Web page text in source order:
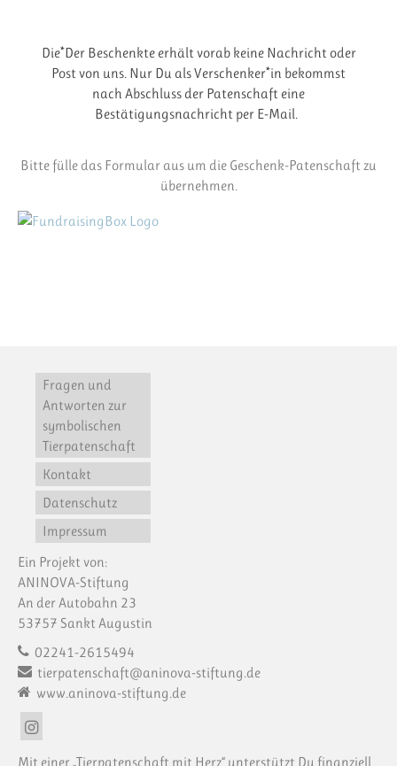
Die*Der Beschenkte erhält vorab keine Nachricht oder
Post von uns. Nur Du als Verschenker*in bekommst
nach Abschluss der Patenschaft eine
Bestätigungsnachricht per E-Mail.
Bitte fülle das Formular aus um die Geschenk-Patenschaft zu
übernehmen.
Fragen und
Antworten zur
symbolischen
Tierpatenschaft
Kontakt
Datenschutz
Impressum
Ein Projekt von:
ANINOVA-Stiftung
An der Autobahn 23
53757 Sankt Augustin
02241-2615494
tierpatenschaft@aninova-stiftung.de
www.aninova-stiftung.de
Mit einer „Tierpatenschaft mit Herz“ unterstützt Du finanziell